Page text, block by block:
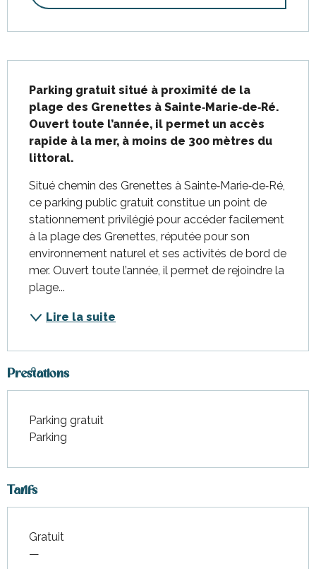
Parking gratuit situé à proximité de la
plage des Grenettes à Sainte‑Marie‑de‑Ré.
Ouvert toute l’année, il permet un accès
rapide à la mer, à moins de 300 mètres du
littoral.
Situé chemin des Grenettes à Sainte‑Marie‑de‑Ré,
ce parking public gratuit constitue un point de
stationnement privilégié pour accéder facilement
à la plage des Grenettes, réputée pour son
environnement naturel et ses activités de bord de
mer. Ouvert toute l’année, il permet de rejoindre la
plage...
Lire la suite
Prestations
Parking gratuit
Parking
Tarifs
Gratuit
—